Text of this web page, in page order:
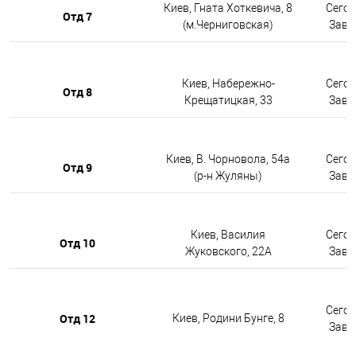
Отд 7
Киев, Гната Хоткевича, 8
(м.Черниговская)
Отд 8
Киев, Набережно-
Крещатицкая, 33
Отд 9
Киев, В. Чорновола, 54а
(р-н Жуляны)
Отд 10
Киев, Василия
Жуковского, 22А
Отд 12 Киев, Родини Бунге, 8